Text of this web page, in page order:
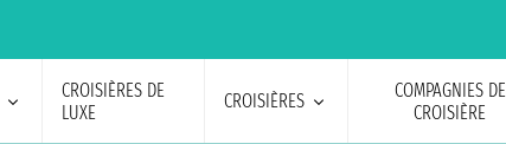
CROISIÈRES DE
LUXE
CROISIÈRES
COMPAGNIES DE
CROISIÈRE